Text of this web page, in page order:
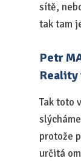
sítě,
tak tam
Petr
Reality
Tak toto
protože
určitá